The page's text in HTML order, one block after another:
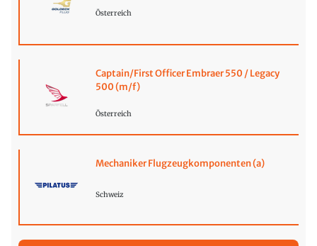
Österreich
Captain/First Officer Embraer 550 / Legacy
500 (m/f)
Österreich
Mechaniker Flugzeugkomponenten (a)
Schweiz